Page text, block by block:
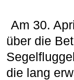
Am 30.
über die
die lang